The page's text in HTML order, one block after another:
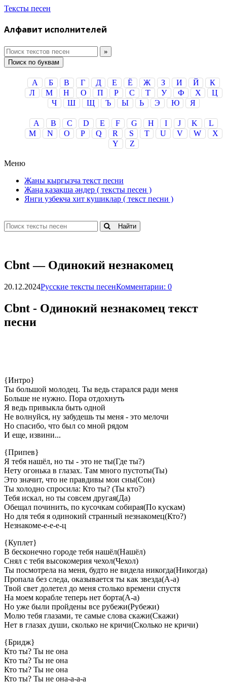
Тексты песен
Алфавит исполнителей
Поиск по буквам
А Б В Г Д Е Ё Ж З И Й
К
Л
М Н О П Р С Т У Ф Х
Ц
Ч
Ш Щ Ъ Ы Ь Э Ю Я
A B C D E F G H I J K
L
M
N O P Q R S T U V W
X
Y
Z
Меню
Жаны кыргызча текст песни
Жаңа қазақша әндер ( тексты песен )
Янги узбекча хит кушиклар ( текст песни )
Найти
Сbnt — Oдинoкий нeзнaкoмeц
20.12.2024Русские тексты песенКомментарии: 0
Сbnt - Oдинoкий нeзнaкoмeц текст
песни
{Интро}
Ты большой молодец. Ты ведь старался ради меня
Больше не нужно. Пора отдохнуть
Я ведь привыкла быть одной
Не волнуйся, ну забудешь ты меня - это мелочи
Но спасибо, что был со мной рядом
И еще, извини...
{Припев}
Я тебя нашёл, но ты - это не ты(Где ты?)
Нету огонька в глазах. Там много пустоты(Ты)
Это значит, что не правдивы мои сны(Сон)
Ты холодно спросила: Кто ты? (Ты кто?)
Тебя искал, но ты совсем другая(Да)
Обещал починить, по кусочкам собирая(По кускам)
Но для тебя я одинокий странный незнакомец(Кто?)
Незнакоме-е-е-е-ц
{Куплет}
В бесконечно городе тебя нашёл(Нашёл)
Снял с тебя высокомерия чехол(Чехол)
Ты посмотрела на меня, будто не видела никогда(Никогда)
Пропала без следа, оказывается ты как звезда(А-а)
Твой свет долетел до меня столько времени спустя
На моем корабле теперь нет борта(А-а)
Но уже были пройдены все рубежи(Рубежи)
Молю тебя глазами, те самые слова скажи(Скажи)
Нет в глазах души, сколько не кричи(Сколько не кричи)
{Бридж}
Кто ты? Ты не она
Кто ты? Ты не она
Кто ты? Ты не она
Кто ты? Ты не она-а-а-а